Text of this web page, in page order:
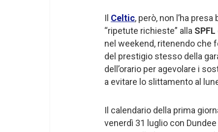
Il Celtic, però, non l’ha
“ripetute richieste” alla SPFL
nel weekend, ritenendo che
del prestigio stesso della
dell’orario per agevolare i
a evitare lo slittamento al
Il calendario della prima
venerdì 31 luglio con